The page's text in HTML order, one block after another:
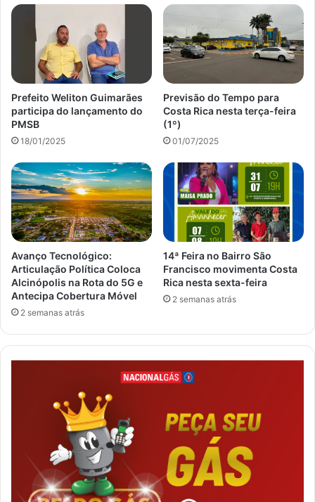
Prefeito Weliton Guimarães
participa do lançamento do
PMSB
18/01/2025
Previsão do Tempo para
Costa Rica nesta terça-feira
(1º)
01/07/2025
Avanço Tecnológico:
Articulação Política Coloca
Alcinópolis na Rota do 5G e
Antecipa Cobertura Móvel
2 semanas atrás
14ª Feira no Bairro São
Francisco movimenta Costa
Rica nesta sexta-feira
2 semanas atrás